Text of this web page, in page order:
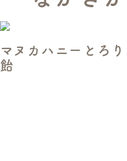
マヌカハニーとろり
飴